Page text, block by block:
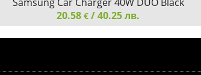
20.58 € / 40.25 лв.